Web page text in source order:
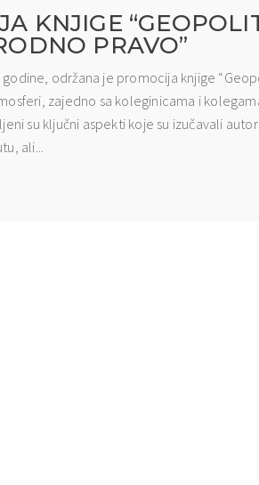
KNJIGE
PRAVO”
održana je promocija knjige
zajedno sa koleginicama i
su ključni aspekti koje su izučavali
ali...